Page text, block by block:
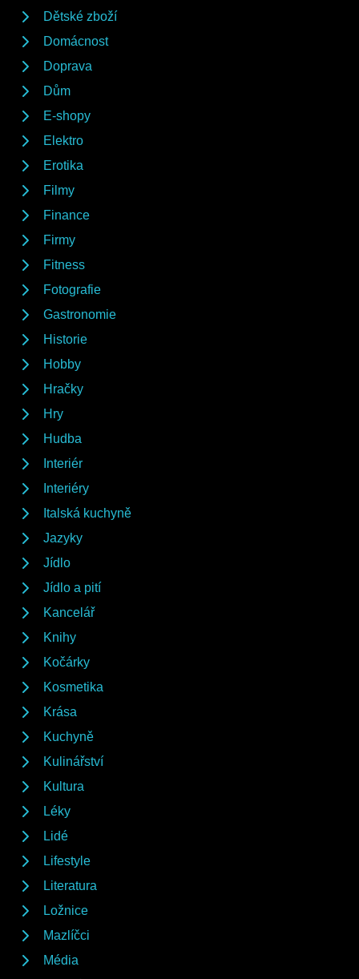
Dětské zboží
Domácnost
Doprava
Dům
E-shopy
Elektro
Erotika
Filmy
Finance
Firmy
Fitness
Fotografie
Gastronomie
Historie
Hobby
Hračky
Hry
Hudba
Interiér
Interiéry
Italská kuchyně
Jazyky
Jídlo
Jídlo a pití
Kancelář
Knihy
Kočárky
Kosmetika
Krása
Kuchyně
Kulinářství
Kultura
Léky
Lidé
Lifestyle
Literatura
Ložnice
Mazlíčci
Média